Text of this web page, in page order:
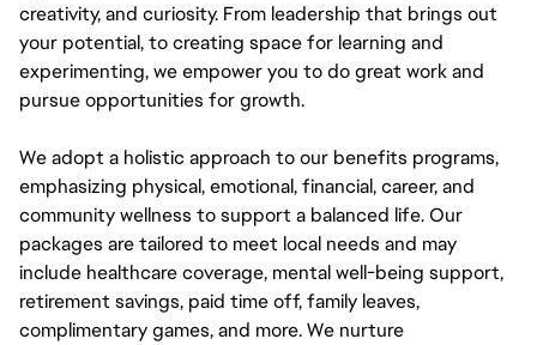
creativity, and curiosity. From leadership that brings out
your potential, to creating space for learning and
experimenting, we empower you to do great work and
pursue opportunities for growth.
We adopt a holistic approach to our benefits programs,
emphasizing physical, emotional, financial, career, and
community wellness to support a balanced life. Our
packages are tailored to meet local needs and may
include healthcare coverage, mental well-being support,
retirement savings, paid time off, family leaves,
complimentary games, and more. We nurture